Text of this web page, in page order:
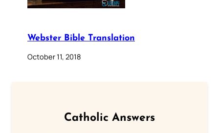
Webster Bible Translation
October 11, 2018
Catholic Answers